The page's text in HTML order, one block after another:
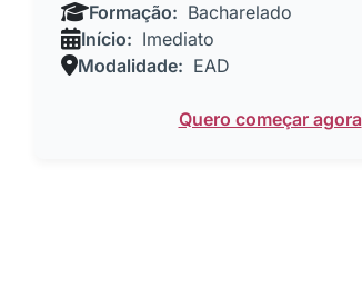
Formação: Bacharelado
Início: Imediato
Modalidade: EAD
Quero começar agora